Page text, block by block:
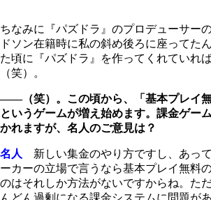
ちなみに『パズドラ』のプロデューサー
ドソン在籍時に私の斜め後ろに座ってた
た頃に『パズドラ』を作ってくれていれ
（笑）。
――（笑）。この頃から、「基本プレイ無
というゲームが増え始めます。課金ゲー
かれますが、名人のご意見は？
名人
新しい集金のやり方ですし、あっ
ーカーの立場で言うなら基本プレイ無料
のはそれしか方法がないですからね。た
んどん過剰になる課金システムに問題が